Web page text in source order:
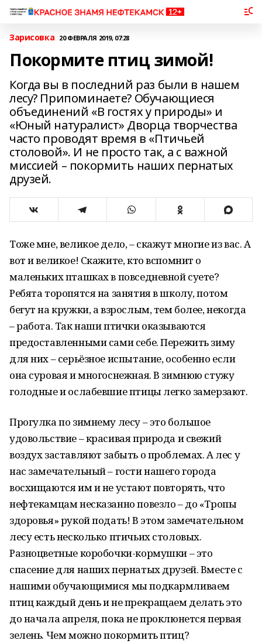
Зарисовка 20 ФЕВРАЛЯ 2019, 07:28
Покормите птиц зимой!
Когда вы в последний раз были в нашем
лесу? Припоминаете? Обучающиеся
объединений «В гостях у природы» и
«Юный натуралист» Дворца творчества
часто проводят время в «Птичьей
столовой». И не просто так, а с важной
миссией – покормить наших пернатых
друзей.
Тоже мне, великое дело, – скажут многие из вас. А
вот и великое! Скажите, кто вспомнит о
маленьких пташках в повседневной суете?
Ребята торопятся на занятия в школу, потом
бегут на кружки, а взрослым, тем более, некогда
– работа. Так наши птички оказываются
предоставленными сами себе. Пережить зиму
для них – серьёзное испытание, особенно если
она суровая и многоснежная. В зимнюю стужу
голодные и ослабевшие птицы легко замерзают.
Прогулка по зимнему лесу – это большое
удовольствие – красивая природа и свежий
воздух заставляют забыть о проблемах. А лес у
нас замечательный – гости нашего города
восхищаются им и не устают повторять, что
нефтекамцам несказанно повезло – до «Тропы
здоровья» рукой подать! В этом замечательном
лесу есть несколько птичьих столовых.
Разноцветные коробочки-кормушки – это
спасение для наших пернатых друзей. Вместе с
нашими обучающимися мы подкармливаем
птиц каждый день и не прекращаем делать это
до начала апреля, пока не проклюнется первая
зелень. Чем можно покормить птиц?